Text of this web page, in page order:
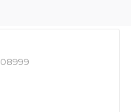
08999